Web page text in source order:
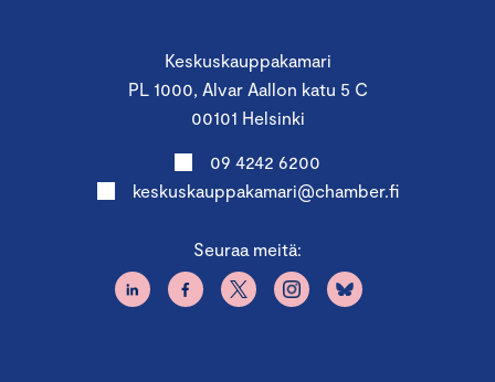
Keskuskauppakamari
PL 1000, Alvar Aallon katu 5 C
00101 Helsinki
09 4242 6200
keskuskauppakamari@chamber.fi
Seuraa meitä: